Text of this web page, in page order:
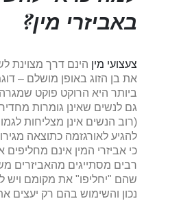
באביזרי מין?
צעצועי מין הינם דרך מצוינת
את בן הזוג באופן מושלם –
ביותר היא הרוקט פוקט שמגרה
גם לנשים שאינן גומרות
(רוב הנשים אינן מצליחות
להגיע לאורגזמה כתוצאה
כי אביזרי המין אינם מחליפים
רבים מסתייגים מהאביזרים
שהם "יחליפו" את מקומם ויש
נכון והשימוש בהם רק יעצים